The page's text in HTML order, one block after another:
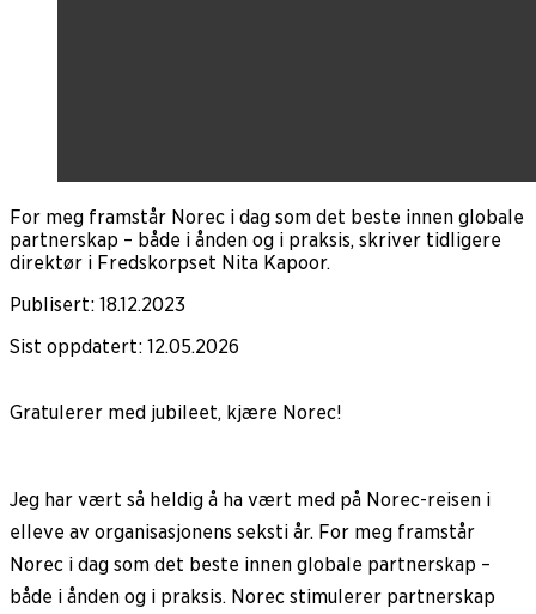
For meg framstår Norec i dag som det beste innen globale
partnerskap – både i ånden og i praksis, skriver tidligere
direktør i Fredskorpset Nita Kapoor.
Publisert: 18.12.2023
Sist oppdatert: 12.05.2026
Gratulerer med jubileet, kjære Norec!
Jeg har vært så heldig å ha vært med på Norec-reisen i
elleve av organisasjonens seksti år. For meg framstår
Norec i dag som det beste innen globale partnerskap –
både i ånden og i praksis. Norec stimulerer partnerskap